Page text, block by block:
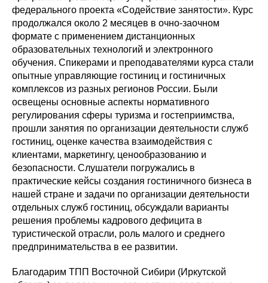
федерального проекта «Содействие занятости». Курс
продолжался около 2 месяцев в очно-заочном
формате с применением дистанционных
образовательных технологий и электронного
обучения. Спикерами и преподавателями курса стали
опытные управляющие гостиниц и гостиничных
комплексов из разных регионов России. Были
освещены основные аспекты нормативного
регулирования сферы туризма и гостеприимства,
прошли занятия по организации деятельности служб
гостиниц, оценке качества взаимодействия с
клиентами, маркетингу, ценообразованию и
безопасности. Слушатели погружались в
практические кейсы создания гостиничного бизнеса в
нашей стране и задачи по организации деятельности
отдельных служб гостиниц, обсуждали варианты
решения проблемы кадрового дефицита в
туристической отрасли, роль малого и среднего
предпринимательства в ее развитии.
Благодарим ТПП Восточной Сибири (Иркутской